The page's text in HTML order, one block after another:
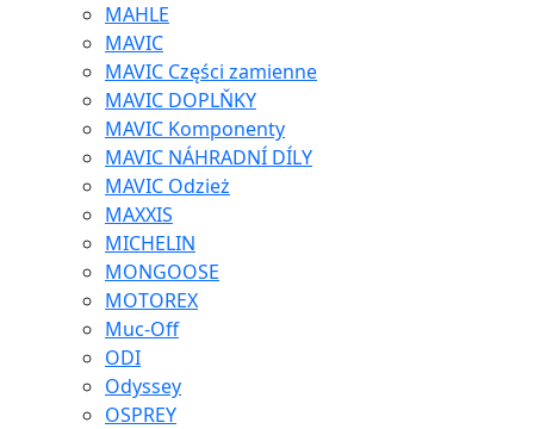
MAHLE
MAVIC
MAVIC Części zamienne
MAVIC DOPLŇKY
MAVIC Komponenty
MAVIC NÁHRADNÍ DÍLY
MAVIC Odzież
MAXXIS
MICHELIN
MONGOOSE
MOTOREX
Muc-Off
ODI
Odyssey
OSPREY